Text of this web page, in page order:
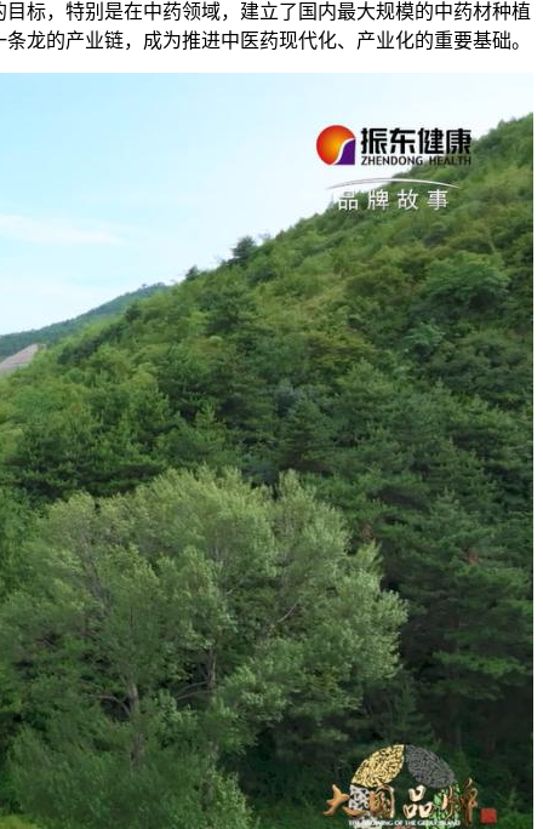
，特别是在中药领域，建立了国内最大规模的中药材种植
龙的产业链，成为推进中医药现代化、产业化的重要基础。